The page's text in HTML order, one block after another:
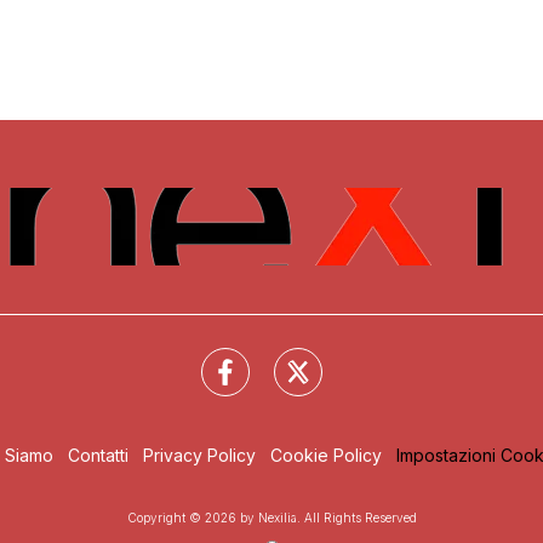
Siamo Contatti Privacy Policy Cookie Policy Impostazioni
Copyright © 2026 by Nexilia. All Rights Reserved